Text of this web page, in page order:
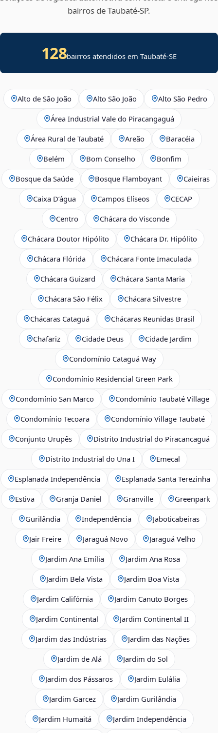
bairros de Taubaté‑SP.
128bairros atendidos emTaubaté-SE
Alto de São João Alto São João Alto São Pedro
Área Industrial Vale do Piracangaguá
Área Rural de Taubaté Areão Baracéia
Belém Bom Conselho Bonfim
Bosque da Saúde Bosque Flamboyant Caieiras
Caixa D’água Campos Elíseos CECAP
Centro Chácara do Visconde
Chácara Doutor Hipólito Chácara Dr. Hipólito
Chácara Flórida Chácara Fonte Imaculada
Chácara Guizard Chácara Santa Maria
Chácara São Félix Chácara Silvestre
Chácaras Cataguá Chácaras Reunidas Brasil
Chafariz Cidade Deus Cidade Jardim
Condomínio Cataguá Way
Condomínio Residencial Green Park
Condomínio San Marco Condomínio Taubaté Village
Condomínio Tecoara Condomínio Village Taubaté
Conjunto Urupês Distrito Industrial do Piracancaguá
Distrito Industrial do Una I Emecal
Esplanada Independência Esplanada Santa Terezinha
Estiva Granja Daniel Granville Greenpark
Gurilândia Independência Jaboticabeiras
Jair Freire Jaraguá Novo Jaraguá Velho
Jardim Ana Emília Jardim Ana Rosa
Jardim Bela Vista Jardim Boa Vista
Jardim Califórnia Jardim Canuto Borges
Jardim Continental Jardim Continental II
Jardim das Indústrias Jardim das Nações
Jardim de Alá Jardim do Sol
Jardim dos Pássaros Jardim Eulália
Jardim Garcez Jardim Gurilândia
Jardim Humaitá Jardim Independência